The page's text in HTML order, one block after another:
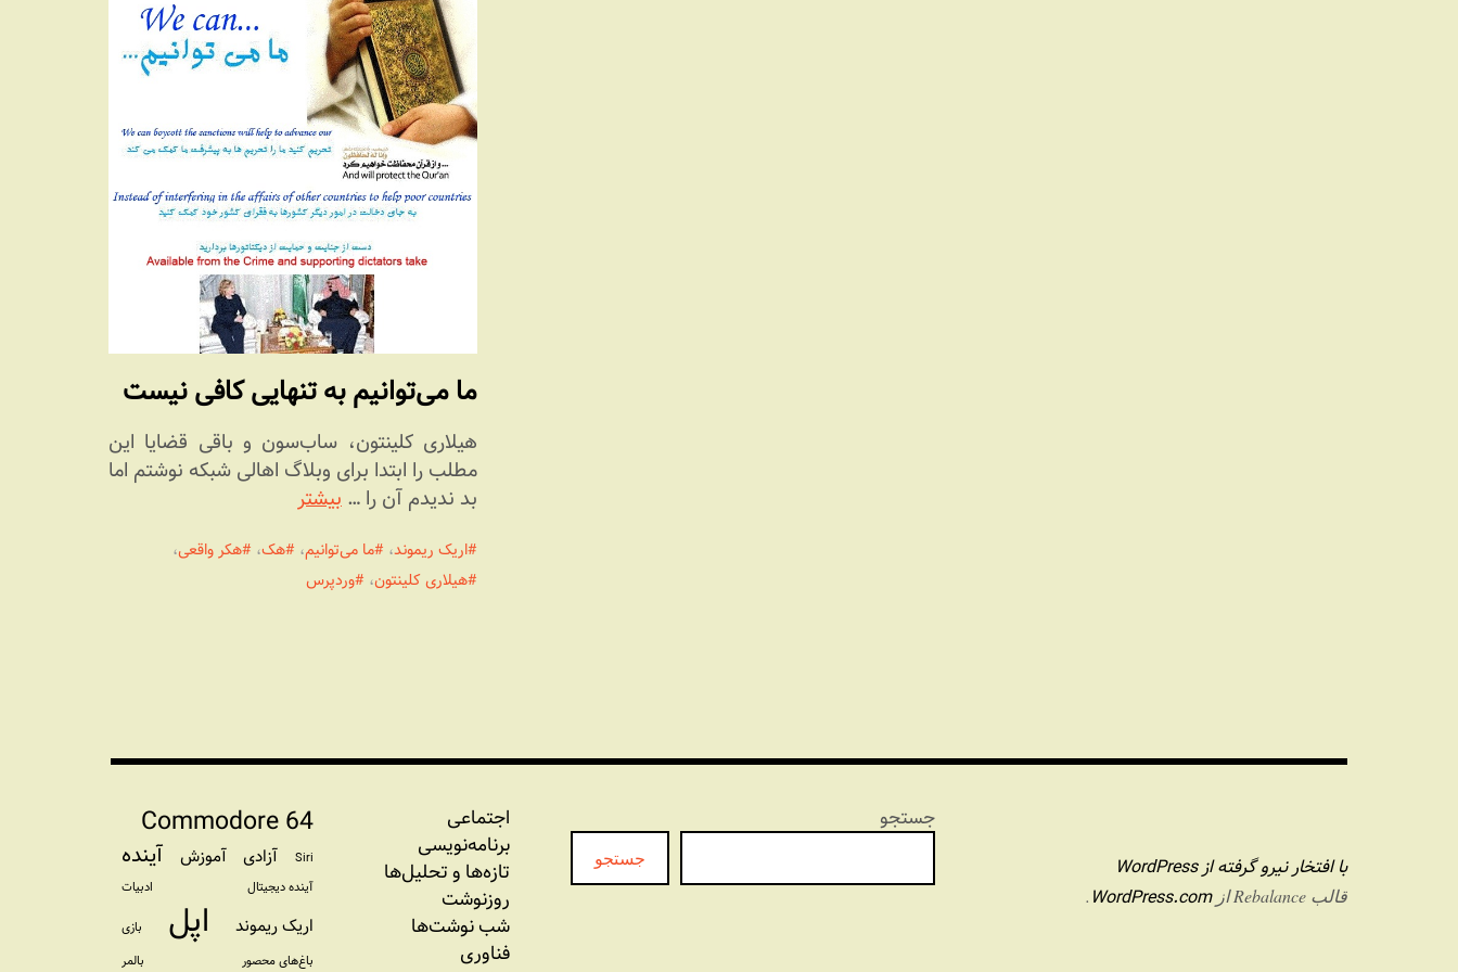
ما می‏‌توانیم به تنهایی کافی نیست
هیلاری کلینتون، ساب‏‌سون و باقی قضایا این
مطلب را ابتدا برای وبلاگ اهالی شبکه نوشتم اما
بد ندیدم آن را …بیشتر
اریک ریموند، ما می‌توانیم، هک، هکر واقعی،
هیلاری کلینتون، وردپرس
جستجو
جستجو
اجتماعی
برنامه‏‌نویسی
تازه‌‌ها و تحلیل‌ها
روزنوشت
شب نوشت‌ها
فناوری
Commodore 64
Siri آزادی آموزش آینده
آینده دیجیتال ادبیات
اریک ریموند اپل
بازی
باغ‌های محصور
بالمر
با افتخار نیرو گرفته از WordPress
قالب Rebalance از WordPress.com
.